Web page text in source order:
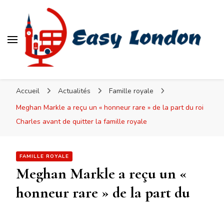
Accueil Actualités
Famille royale
Meghan Markle a reçu un « honneur rare » de la part du roi
Charles avant de quitter la famille royale
FAMILLE ROYALE
Meghan Markle a reçu un «
honneur rare » de la part du